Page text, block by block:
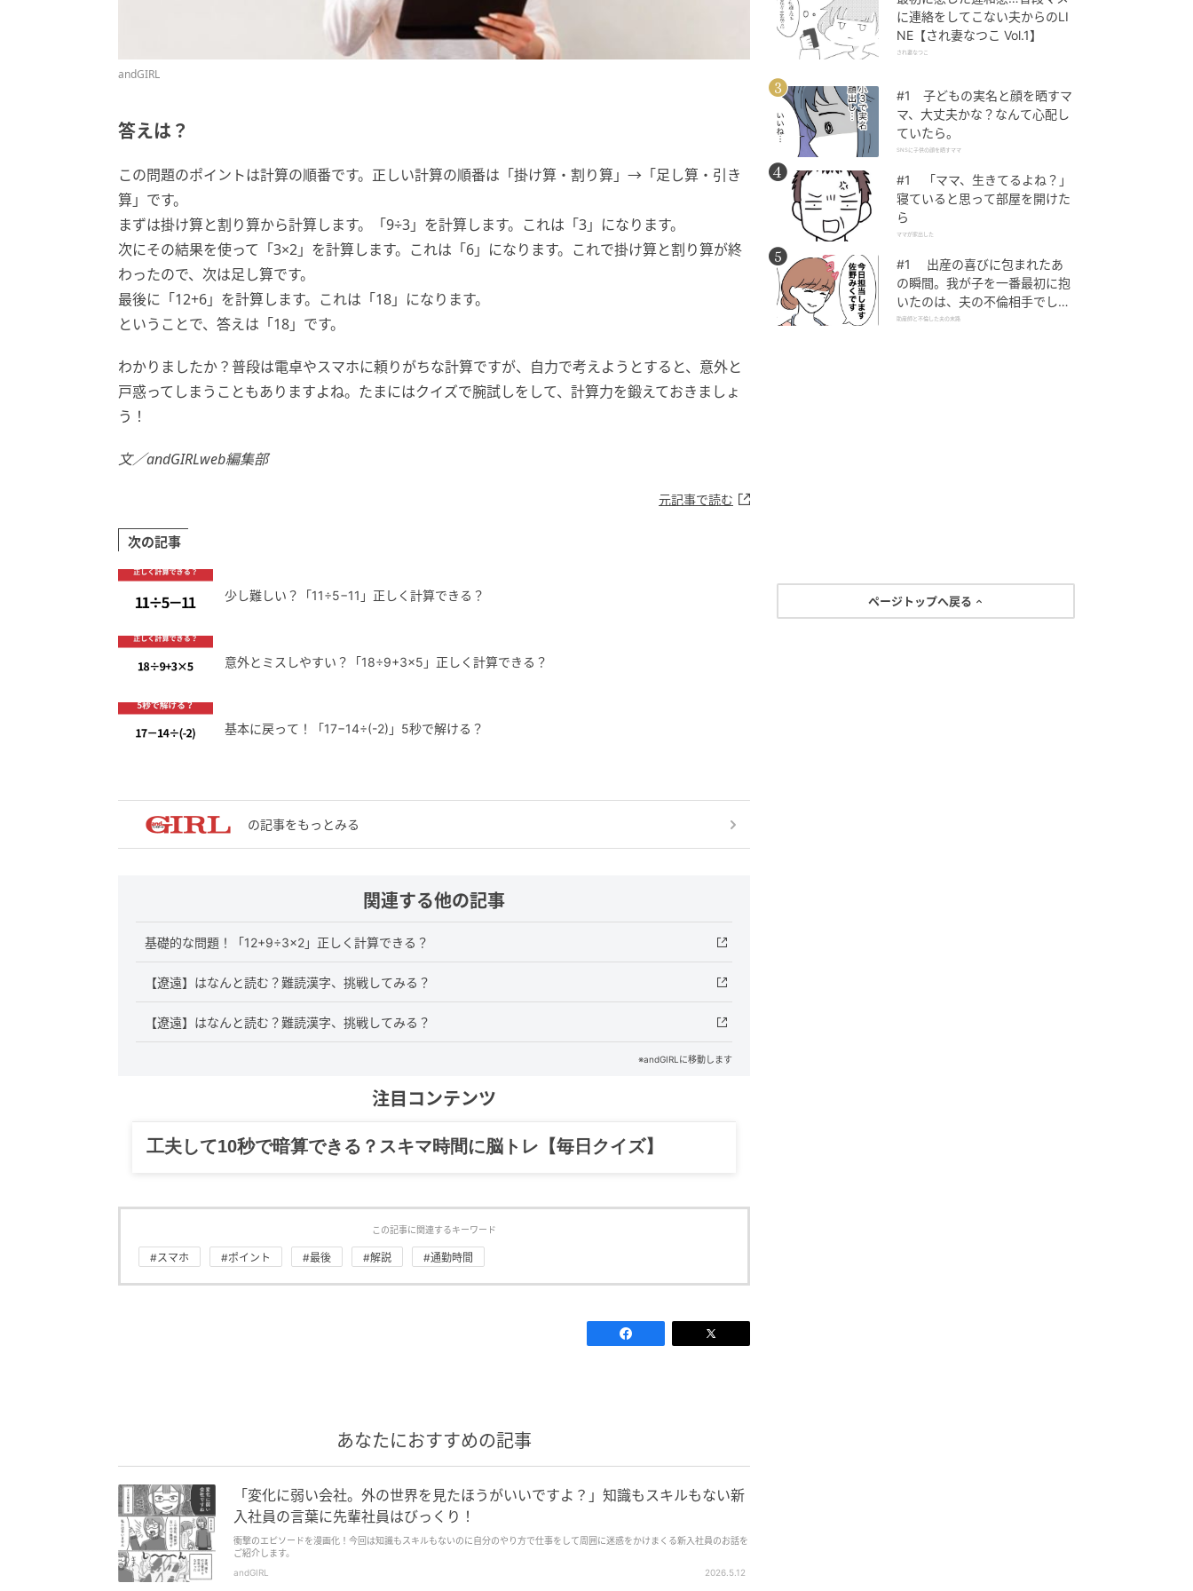
andGIRL
答えは？
この問題のポイントは計算の順番です。正しい計算の順番は「掛け算・割り算」→「足し算・引き
算」です。
まずは掛け算と割り算から計算します。「9÷3」を計算します。これは「3」になります。
次にその結果を使って「3×2」を計算します。これは「6」になります。これで掛け算と割り算が終
わったので、次は足し算です。
最後に「12+6」を計算します。これは「18」になります。
ということで、答えは「18」です。
わかりましたか？普段は電卓やスマホに頼りがちな計算ですが、自力で考えようとすると、意外と
戸惑ってしまうこともありますよね。たまにはクイズで腕試しをして、計算力を鍛えておきましょ
う！
文／andGIRLweb編集部
元記事で読む
次の記事
少し難しい？「11÷5−11」正しく計算できる？
意外とミスしやすい？「18÷9+3×5」正しく計算できる？
基本に戻って！「17−14÷(-2)」5秒で解ける？
の記事をもっとみる
関連する他の記事
基礎的な問題！「12+9÷3×2」正しく計算できる？
【遼遠】はなんと読む？難読漢字、挑戦してみる？
【遼遠】はなんと読む？難読漢字、挑戦してみる？
※andGIRLに移動します
注目コンテンツ
工夫して10秒で暗算できる？スキマ時間に脳トレ【毎日クイズ】
この記事に関連するキーワード
#スマホ #ポイント #最後 #解説 #通勤時間
あなたにおすすめの記事
「変化に弱い会社。外の世界を見たほうがいいですよ？」知識もスキルもない新
入社員の言葉に先輩社員はびっくり！
衝撃のエピソードを漫画化！今回は知識もスキルもないのに自分のやり方で仕事をして周囲に迷惑をかけまくる新入社員のお話を
ご紹介します。
andGIRL
2026.5.12
に連絡をしてこない夫からのLI
NE【され妻なつこ Vol.1】
され妻なつこ
#1 子どもの実名と顔を晒すマ
マ、大丈夫かな？なんて心配し
ていたら。
SNSに子供の顔を晒すママ
#1 「ママ、生きてるよね？」
寝ていると思って部屋を開けた
ら
ママが家出した
#1 出産の喜びに包まれたあ
の瞬間。我が子を一番最初に抱
いたのは、夫の不倫相手でし
た。
助産師と不倫した夫の末路
ページトップへ戻る